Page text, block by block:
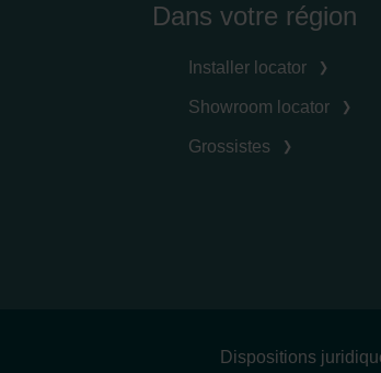
Dans votre région
Installer locator
Showroom locator
Grossistes
Dispositions